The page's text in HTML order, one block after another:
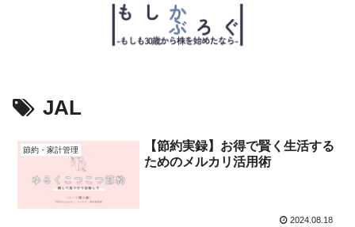
JAL
節約・家計管理
【節約実録】お得で賢く生活する
ためのメルカリ活用術
2024.08.18